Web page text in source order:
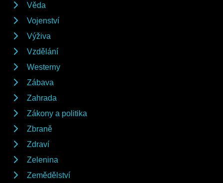
Věda
Vojenství
Výživa
Vzdělání
Westerny
Zábava
Zahrada
Zákony a politika
Zbraně
Zdraví
Zelenina
Zemědělství